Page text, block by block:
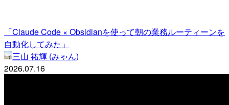
「Claude Code × Obsidianを使って朝の業務ルーティーンを
自動化してみた」
三山 祐輝 (みゃん)
2026.07.16